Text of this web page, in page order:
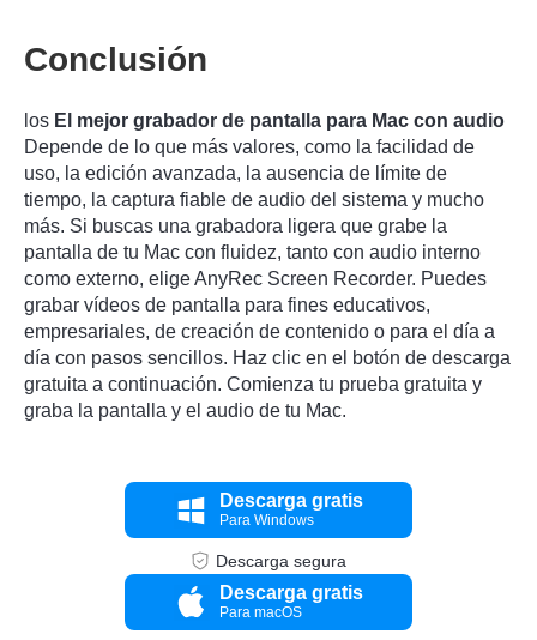
Conclusión
los El mejor grabador de pantalla para Mac con audio
Depende de lo que más valores, como la facilidad de
uso, la edición avanzada, la ausencia de límite de
tiempo, la captura fiable de audio del sistema y mucho
más. Si buscas una grabadora ligera que grabe la
pantalla de tu Mac con fluidez, tanto con audio interno
como externo, elige AnyRec Screen Recorder. Puedes
grabar vídeos de pantalla para fines educativos,
empresariales, de creación de contenido o para el día a
día con pasos sencillos. Haz clic en el botón de descarga
gratuita a continuación. Comienza tu prueba gratuita y
graba la pantalla y el audio de tu Mac.
Descarga gratis
Para Windows
Descarga segura
Descarga gratis
Para macOS